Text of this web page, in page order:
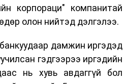
корпораци" компанитай
олон нийтэд дэлгэлээ.
дамжин иргэдэд
гэдгээрээ иргэдийн
нь хувь авдаггүй бол